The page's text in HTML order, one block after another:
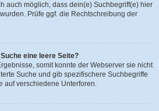
auch möglich, dass dein(e) Suchbegriff(e) hier
Prüfe ggf. die Rechtschreibung der
eine leere Seite?
somit konnte der Webserver sie nicht
Suche und gib spezifischere Suchbegriffe
auf verschiedene Unterforen.